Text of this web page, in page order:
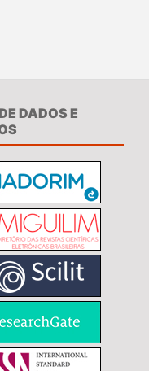
DADOS E